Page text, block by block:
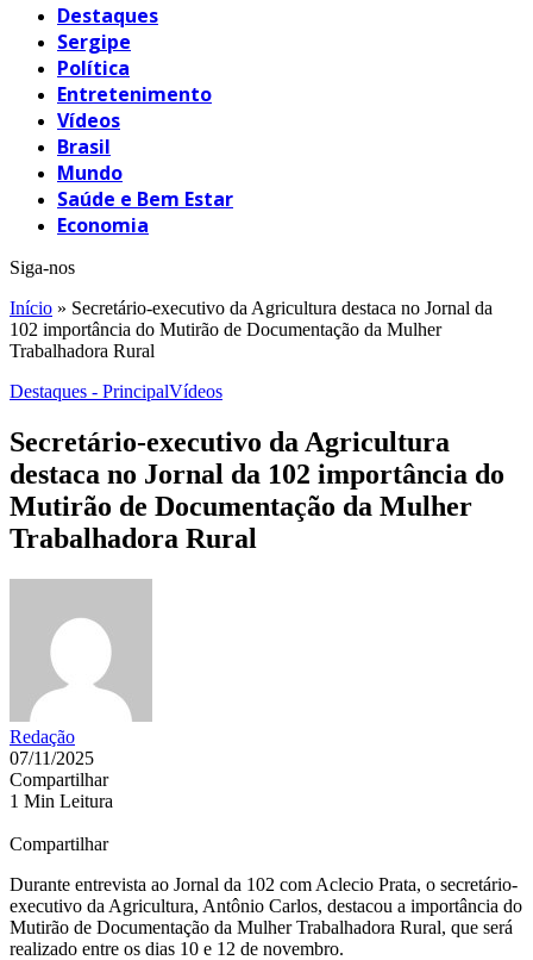
Destaques
Sergipe
Política
Entretenimento
Vídeos
Brasil
Mundo
Saúde e Bem Estar
Economia
Siga-nos
Início » Secretário-executivo da Agricultura destaca no Jornal da
102 importância do Mutirão de Documentação da Mulher
Trabalhadora Rural
Destaques - PrincipalVídeos
Secretário-executivo da Agricultura
destaca no Jornal da 102 importância do
Mutirão de Documentação da Mulher
Trabalhadora Rural
Redação
07/11/2025
Compartilhar
1 Min Leitura
Compartilhar
Durante entrevista ao Jornal da 102 com Aclecio Prata, o secretário-
executivo da Agricultura, Antônio Carlos, destacou a importância do
Mutirão de Documentação da Mulher Trabalhadora Rural, que será
realizado entre os dias 10 e 12 de novembro.